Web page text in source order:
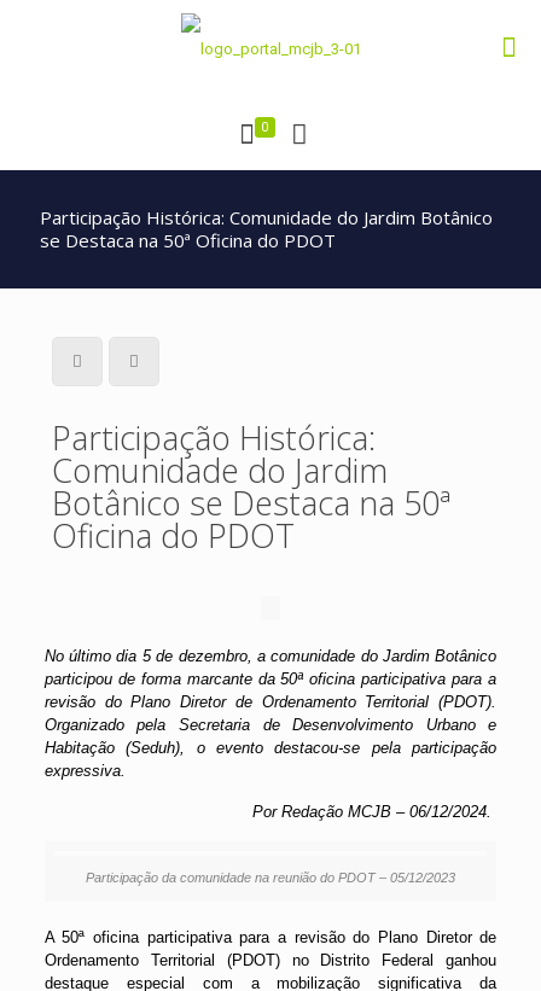
0
Participação Histórica: Comunidade do Jardim Botânico
se Destaca na 50ª Oficina do PDOT
Participação Histórica:
Comunidade do Jardim
Botânico se Destaca na 50ª
Oficina do PDOT
No último dia 5 de dezembro, a comunidade do Jardim Botânico
participou de forma marcante da 50ª oficina participativa para a
revisão do Plano Diretor de Ordenamento Territorial (PDOT).
Organizado pela Secretaria de Desenvolvimento Urbano e
Habitação (Seduh), o evento destacou-se pela participação
expressiva.
Por Redação MCJB – 06/12/2024.
Participação da comunidade na reunião do PDOT – 05/12/2023
A 50ª oficina participativa para a revisão do Plano Diretor de
Ordenamento Territorial (PDOT) no Distrito Federal ganhou
destaque especial com a mobilização significativa da